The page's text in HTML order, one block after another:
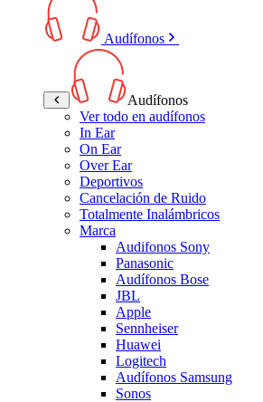
Audífonos
Audífonos
Ver todo en audífonos
In Ear
On Ear
Over Ear
Deportivos
Cancelación de Ruido
Totalmente Inalámbricos
Marca
Audifonos Sony
Panasonic
Audífonos Bose
JBL
Apple
Sennheiser
Huawei
Logitech
Audífonos Samsung
Sonos